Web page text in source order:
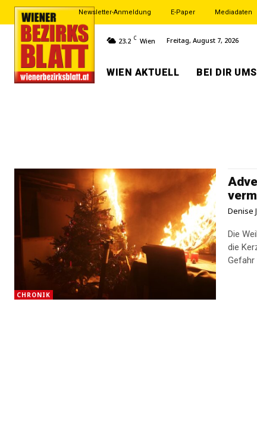
Newsletter-Anmeldung E-Paper Mediadaten
23.2 C Wien Freitag, August 7, 2026
WIEN AKTUELL BEI DIR
CHRONIK
Denise
Die
die
Gefahr